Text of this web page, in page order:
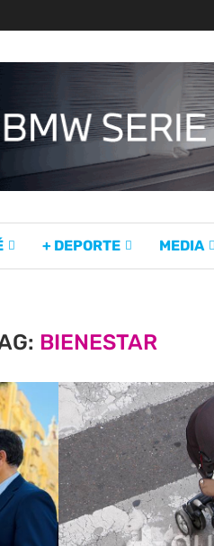
+ DEPORTE MEDIA
BIENESTAR